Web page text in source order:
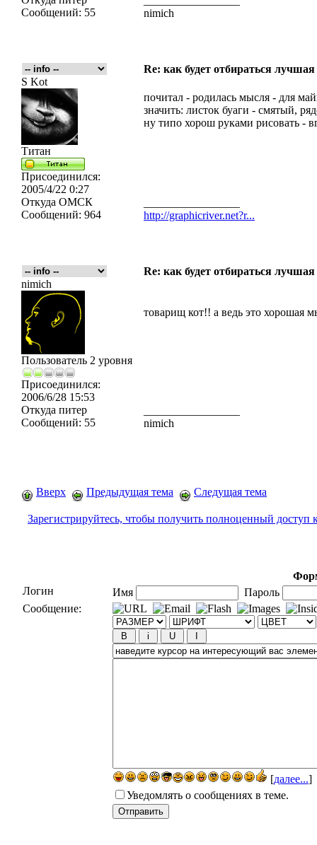
Сообщений: 55
nimich
Re: как будет отбираться
S Kot
Титан
Присоединился:
2005/4/22 0:27
Откуда ОМСК
Сообщений: 964
почитал - родилась мысля - для
значить: листок буаги - смятый,
ну типо хорош руками рисовать -
http://graphicriver.net?r...
Re: как будет отбираться
nimich
Пользователь 2 уровня
Присоединился:
2006/6/28 15:53
Откуда питер
Сообщений: 55
товарищ кот!! а ведь это хорошая
nimich
Вверх Предыдущая тема Следущая тема
Зарегистрируйтесь, чтобы получить полноценный доступ
Логин
Имя
Пароль
Сообщение:
[далее...]
Уведомлять о сообщениях в теме.